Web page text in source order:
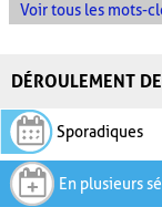
Voir tous les mots-
DÉROULEMENT
Sporadiques
En plusieurs